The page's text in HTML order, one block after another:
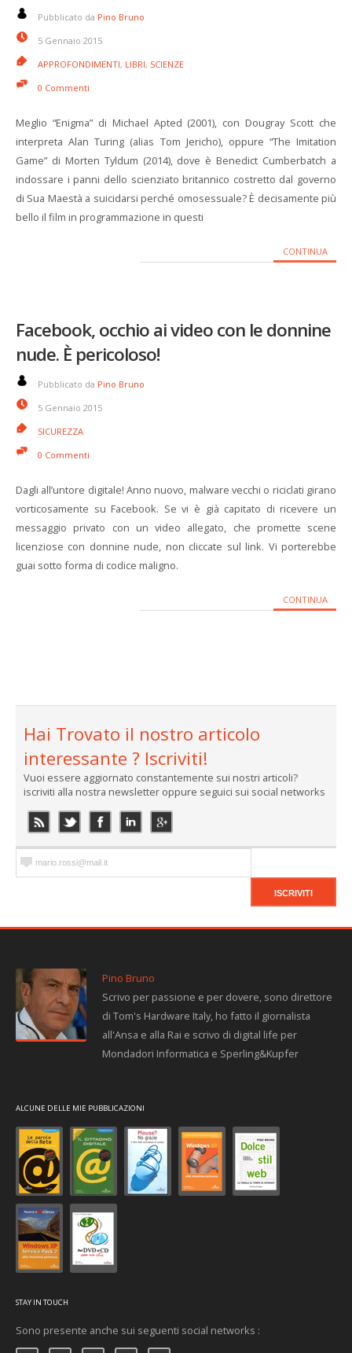
Pubblicato da Pino Bruno
5 Gennaio 2015
APPROFONDIMENTI, LIBRI, SCIENZE
0 Commenti
Meglio “Enigma” di Michael Apted (2001), con Dougray Scott che
interpreta Alan Turing (alias Tom Jericho), oppure “The Imitation
Game” di Morten Tyldum (2014), dove è Benedict Cumberbatch a
indossare i panni dello scienziato britannico costretto dal governo
di Sua Maestà a suicidarsi perché omosessuale? È decisamente più
bello il film in programmazione in questi
CONTINUA
Facebook, occhio ai video con le donnine
nude. È pericoloso!
Pubblicato da Pino Bruno
5 Gennaio 2015
SICUREZZA
0 Commenti
Dagli all’untore digitale! Anno nuovo, malware vecchi o riciclati girano
vorticosamente su Facebook. Se vi è già capitato di ricevere un
messaggio privato con un video allegato, che promette scene
licenziose con donnine nude, non cliccate sul link. Vi porterebbe
guai sotto forma di codice maligno.
CONTINUA
Hai Trovato il nostro articolo
interessante ? Iscriviti!
Vuoi essere aggiornato constantemente sui nostri articoli?
iscriviti alla nostra newsletter oppure seguici sui social networks
Pino Bruno
Scrivo per passione e per dovere, sono direttore
di Tom's Hardware Italy, ho fatto il giornalista
all'Ansa e alla Rai e scrivo di digital life per
Mondadori Informatica e Sperling&Kupfer
ALCUNE DELLE MIE PUBBLICAZIONI
STAY IN TOUCH
Sono presente anche sui seguenti social networks :